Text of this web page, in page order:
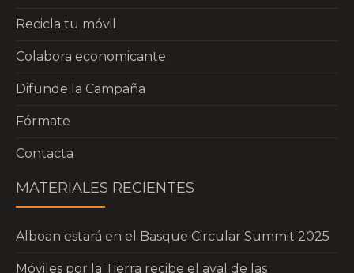
Recicla tu móvil
Colabora economicante
Difunde la Campaña
Fórmate
Contacta
MATERIALES RECIENTES
Alboan estará en el Basque Circular Summit 2025
Móviles por la Tierra recibe el aval de las